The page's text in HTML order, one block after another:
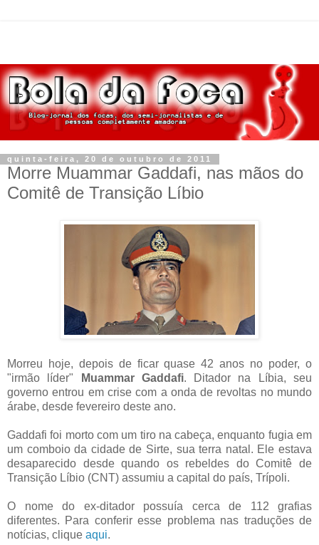
quinta-feira, 20 de outubro de 2011
Morre Muammar Gaddafi, nas mãos do
Comitê de Transição Líbio
Morreu hoje, depois de ficar quase 42 anos no poder, o
"irmão líder"
Muammar Gaddafi. Ditador na Líbia, seu
governo entrou em crise com a onda de revoltas no mundo
árabe, desde fevereiro deste ano.
Gaddafi foi morto com um tiro na cabeça, enquanto fugia em
um comboio da cidade de Sirte, sua terra natal. Ele estava
desaparecido desde quando os rebeldes do Comitê de
Transição Líbio (CNT) assumiu a capital do país, Trípoli.
O nome do ex-ditador possuía cerca de 112 grafias
diferentes. Para conferir esse problema nas traduções de
notícias, clique aqui.